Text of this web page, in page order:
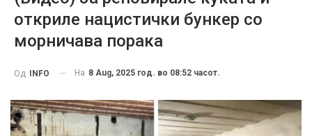
откриле нацистички бункер со
морничава порака
Од INFO На 8 Aug, 2025 год. во 08:52 часот.